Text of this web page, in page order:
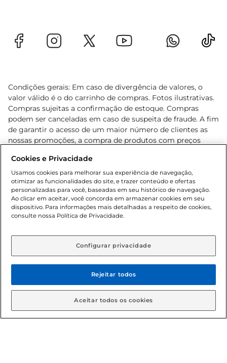
Condições gerais: Em caso de divergência de valores, o
valor válido é o do carrinho de compras. Fotos ilustrativas.
Compras sujeitas a confirmação de estoque. Compras
podem ser canceladas em caso de suspeita de fraude. A fim
de garantir o acesso de um maior número de clientes as
nossas promoções, a compra de produtos com preços
cliente. Os preços, ofertas e condições são exclusivos para
o e-commerce e válidos durante o dia de hoje, podendo
sofrer alterações sem prévia notificação. Proibida a venda
de bebidas alcoólicas para menores de 18 anos, conforme
Lei n.º 8069/90, art. 81, inciso II (Estatuto da Criança e do
Adolescente). Preços e condições exclusivos para o
aviso prévio. O valor mínimo para as compras on-line é de
© 2026 Copyright. Todos os direitos
reservados Gbarbosa.
Cookies e Privacidade
Usamos cookies para melhorar sua experiência de navegação,
otimizar as funcionalidades do site, e trazer conteúdo e ofertas
personalizadas para você, baseadas em seu histórico de navegação.
Ao clicar em aceitar, você concorda em armazenar cookies em seu
dispositivo. Para informações mais detalhadas a respeito de cookies,
consulte nossa Política de Privacidade.
Configurar privacidade
Rejeitar todos
Aceitar todos os cookies